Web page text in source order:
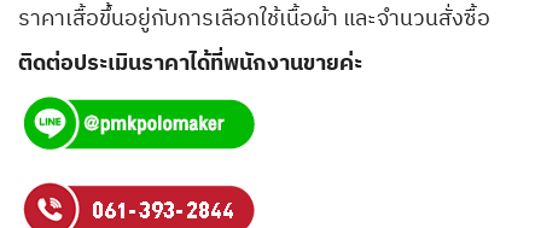
ราคาเสื้อขึ้นอยู่กับการเลือกใช้เนื้อผ้า และจำนวนสั่งซื้อ
ติดต่อประเมินราคาได้ที่พนักงานขายค่ะ